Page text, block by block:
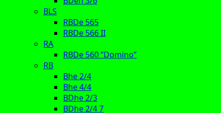
BLS
RBDe 565
RBDe 566 II
RA
RBDe 560 “Domino”
RB
Bhe 2/4
Bhe 4/4
BDhe 2/3
BDhe 2/4 7